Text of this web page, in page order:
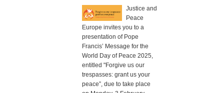
Justice and
Peace
Europe invites you to a
presentation of Pope
Francis’ Message for the
World Day of Peace 2025,
entitled "Forgive us our
trespasses: grant us your
peace”, due to take place